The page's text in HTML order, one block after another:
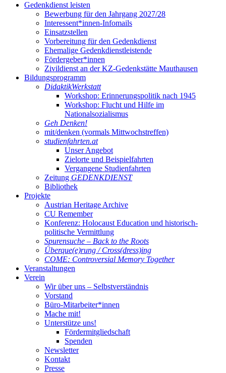
Gedenkdienst leisten
Bewerbung für den Jahrgang 2027/28
Interessent*innen-Infomails
Einsatzstellen
Vorbereitung für den Gedenkdienst
Ehemalige Gedenkdienstleistende
Fördergeber*innen
Zivildienst an der KZ-Gedenkstätte Mauthausen
Bildungsprogramm
DidaktikWerkstatt
Workshop: Erinnerungspolitik nach 1945
Workshop: Flucht und Hilfe im
Nationalsozialismus
Geh Denken!
mit/denken (vormals Mittwochstreffen)
studienfahrten.at
Unser Angebot
Zielorte und Beispielfahrten
Vergangene Studienfahrten
Zeitung GEDENKDIENST
Bibliothek
Projekte
Austrian Heritage Archive
CU Remember
Konferenz: Holocaust Education und historisch-
politische Vermittlung
Spurensuche – Back to the Roots
Überque(e)rung / Cross(dress)ing
COME: Controversial Memory Together
Veranstaltungen
Verein
Wir über uns – Selbstverständnis
Vorstand
Büro-Mitarbeiter*innen
Mache mit!
Unterstütze uns!
Fördermitgliedschaft
Spenden
Newsletter
Kontakt
Presse